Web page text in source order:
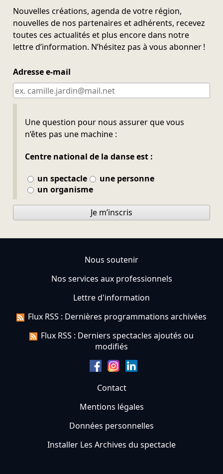
Nouvelles créations, agenda de votre région,
nouvelles de nos partenaires et adhérents, recevez
toutes ces actualités et plus encore dans notre
lettre d’information. N’hésitez pas à vous abonner !
Adresse e-mail
Une question pour nous assurer que vous
n’êtes pas une machine :
Centre national de la danse est :
un spectacle
une personne
un organisme
Ne pas remplir
Je m’inscris
Nous soutenir
Nos services aux professionnels
Lettre d'information
Flux RSS : Dernières programmations archivées
Flux RSS : Derniers spectacles ajoutés ou
modifiés
Contact
Mentions légales
Données personnelles
Installer Les Archives du spectacle